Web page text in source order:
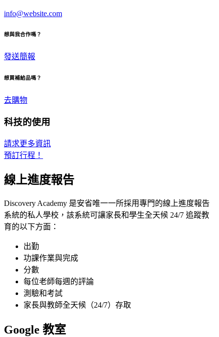
info@website.com
想與我合作嗎？
發送簡報
想買補給品嗎？
去購物
科技的使用
請求更多資訊
預訂行程！
線上進度報告
Discovery Academy 是安省唯一一所採用專門的線上進度報告
系統的私人學校，該系統可讓家長和學生全天候 24/7 追蹤教
育的以下方面：
出勤
功課作業與完成
分數
每位老師每週的評論
測驗和考試
家長與教師全天候（24/7）存取
Google 教室